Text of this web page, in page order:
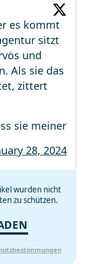
es kommt
sitzt
und
Als sie das
zittert
sie meiner
28, 2024
wurden nicht
zu schützen.